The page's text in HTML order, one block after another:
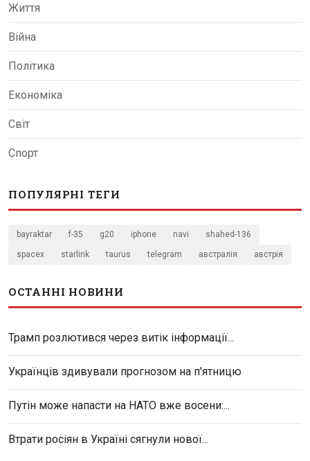
Життя
Війна
Політика
Економіка
Світ
Спорт
ПОПУЛЯРНІ ТЕГИ
bayraktar f-35 g20 iphone navi shahed-136
spacex starlink taurus telegram австралія австрія
ОСТАННІ НОВИНИ
Трамп розлютився через витік інформації...
Українців здивували прогнозом на п'ятницю
Путін може напасти на НАТО вже восени:...
Втрати росіян в Україні сягнули нової...